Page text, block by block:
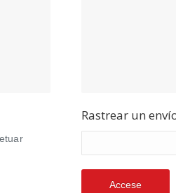
Rastrear un
Accese